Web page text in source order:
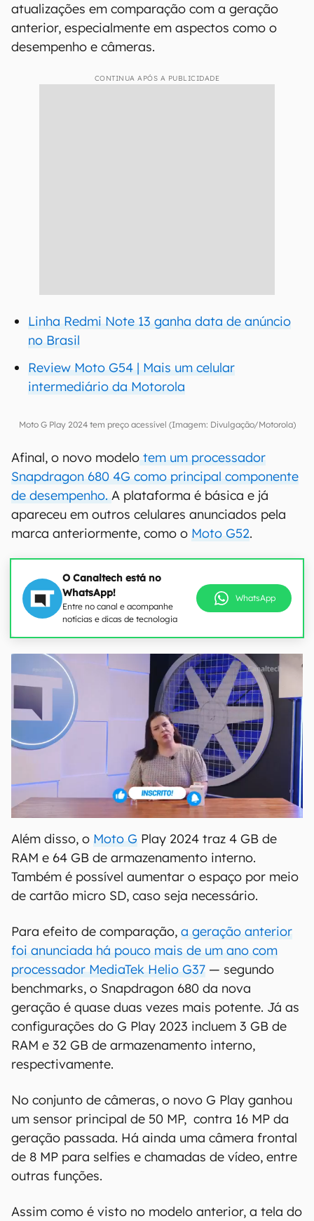
atualizações em comparação com a geração
anterior, especialmente em aspectos como o
desempenho e câmeras.
CONTINUA APÓS A PUBLICIDADE
Linha Redmi Note 13 ganha data de anúncio
no Brasil
Review Moto G54 | Mais um celular
intermediário da Motorola
Moto G Play 2024 tem preço acessível (Imagem: Divulgação/Motorola)
Afinal, o novo modelo tem um processador
Snapdragon 680 4G como principal componente
de desempenho. A plataforma é básica e já
apareceu em outros celulares anunciados pela
marca anteriormente, como o Moto G52.
O Canaltech está no
WhatsApp!
Entre no canal e acompanhe
notícias e dicas de tecnologia
WhatsApp
Além disso, o Moto G Play 2024 traz 4 GB de
RAM e 64 GB de armazenamento interno.
Também é possível aumentar o espaço por meio
de cartão micro SD, caso seja necessário.
Para efeito de comparação, a geração anterior
foi anunciada há pouco mais de um ano com
processador MediaTek Helio G37 — segundo
benchmarks, o Snapdragon 680 da nova
geração é quase duas vezes mais potente. Já as
configurações do G Play 2023 incluem 3 GB de
RAM e 32 GB de armazenamento interno,
respectivamente.
No conjunto de câmeras, o novo G Play ganhou
um sensor principal de 50 MP, contra 16 MP da
geração passada. Há ainda uma câmera frontal
de 8 MP para selfies e chamadas de vídeo, entre
outras funções.
Assim como é visto no modelo anterior, a tela do